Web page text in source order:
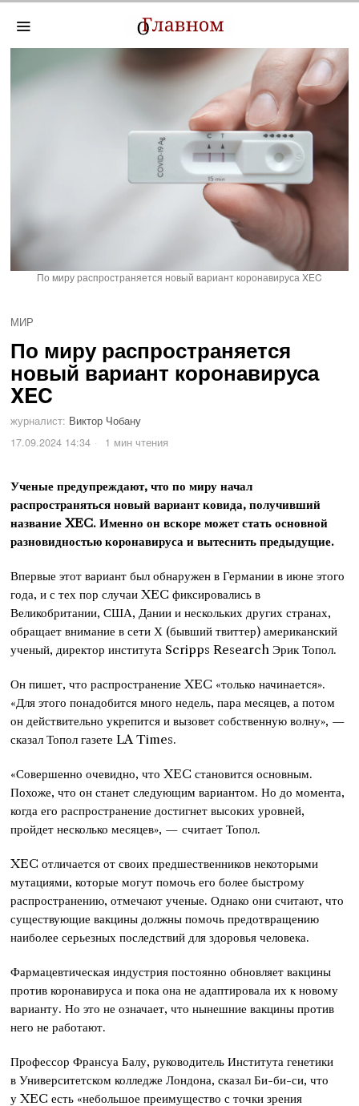
По миру распространяется новый вариант коронавируса XEC
МИР
По миру распространяется
новый вариант коронавируса
XEC
журналист: Виктор Чобану
17.09.2024 14:34
1 мин чтения
Ученые предупреждают, что по миру начал
распространяться новый вариант ковида, получивший
название XEC. Именно он вскоре может стать основной
разновидностью коронавируса и вытеснить предыдущие.
Впервые этот вариант был обнаружен в Германии в июне этого
года, и с тех пор случаи XEC фиксировались в
Великобритании, США, Дании и нескольких других странах,
обращает внимание в сети Х (бывший твиттер) американский
ученый, директор института Scripps Research Эрик Топол.
Он пишет, что распространение XEC «только начинается».
«Для этого понадобится много недель, пара месяцев, а потом
он действительно укрепится и вызовет собственную волну», —
сказал Топол газете LA Times.
«Совершенно очевидно, что XEC становится основным.
Похоже, что он станет следующим вариантом. Но до момента,
когда его распространение достигнет высоких уровней,
пройдет несколько месяцев», — считает Топол.
XEC отличается от своих предшественников некоторыми
мутациями, которые могут помочь его более быстрому
распространению, отмечают ученые. Однако они считают, что
существующие вакцины должны помочь предотвращению
наиболее серьезных последствий для здоровья человека.
Фармацевтическая индустрия постоянно обновляет вакцины
против коронавируса и пока она не адаптировала их к новому
варианту. Но это не означает, что нынешние вакцины против
него не работают.
Профессор Франсуа Балу, руководитель Института генетики
в Университетском колледже Лондона, сказал Би-би-си, что
у XEC есть «небольшое преимущество с точки зрения